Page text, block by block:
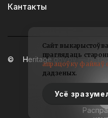
Кантакты
Heritage.gov.by —
Сайт
праглядаць
апрацоўку файлаў
дадзеных.
Усё